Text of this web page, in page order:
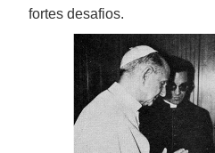
fortes desafios.